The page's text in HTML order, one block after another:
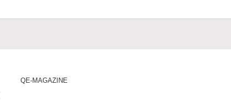
QE-MAGAZINE